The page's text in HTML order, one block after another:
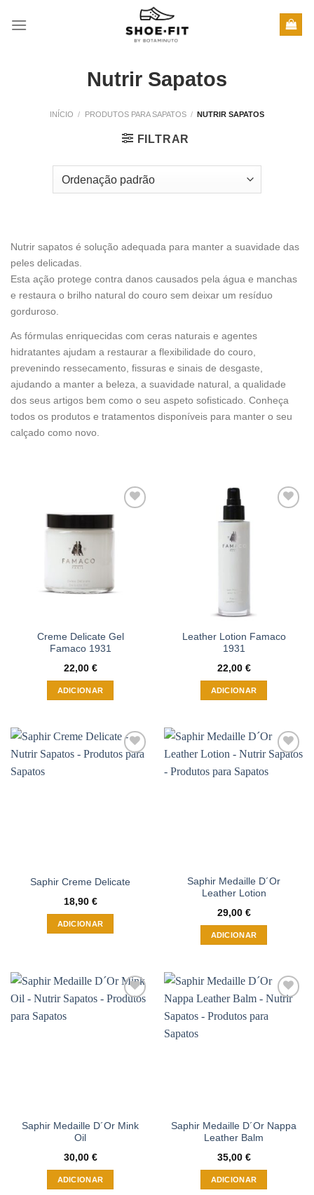
Nutrir Sapatos
INÍCIO / PRODUTOS PARA SAPATOS / NUTRIR SAPATOS
FILTRAR
Nutrir sapatos é solução adequada para manter a suavidade das
peles delicadas.
Esta ação protege contra danos causados pela água e manchas
e restaura o brilho natural do couro sem deixar um resíduo
gorduroso.
As fórmulas enriquecidas com ceras naturais e agentes
hidratantes ajudam a restaurar a flexibilidade do couro,
prevenindo ressecamento, fissuras e sinais de desgaste,
ajudando a manter a beleza, a suavidade natural, a qualidade
dos seus artigos bem como o seu aspeto sofisticado. Conheça
todos os produtos e tratamentos disponíveis para manter o seu
calçado como novo.
Adicionar
à wishlist
Creme Delicate Gel
Famaco 1931
22,00 €
ADICIONAR
Leather Lotion Famaco
1931
22,00 €
ADICIONAR
Adicionar
Saphir Creme Delicate
18,90 €
ADICIONAR
Adicionar
à wishlist
Saphir Medaille D´Or
Leather Lotion
29,00 €
ADICIONAR
Saphir Medaille D´Or Mink
Oil
30,00 €
ADICIONAR
à wishlist
Saphir Medaille D´Or Nappa
Leather Balm
35,00 €
ADICIONAR